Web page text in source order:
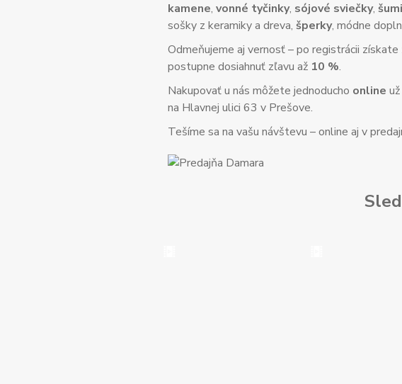
kamene, vonné tyčinky, sójové sviečky,
sošky z keramiky a dreva, šperky, módne
Odmeňujeme aj vernosť – po registrácii získate
postupne dosiahnuť zľavu až 10 %.
Nakupovať u nás môžete jednoducho online
na Hlavnej ulici 63 v Prešove.
Tešíme sa na vašu návštevu – online aj v